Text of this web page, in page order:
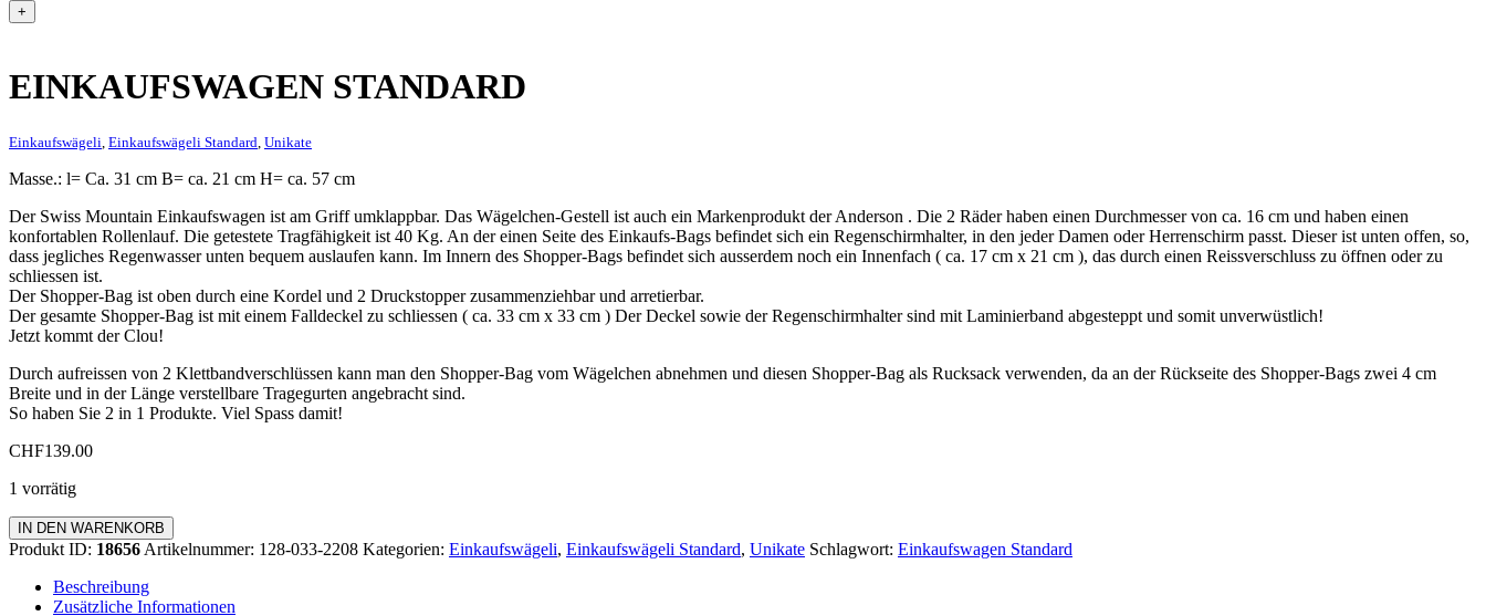
+
EINKAUFSWAGEN STANDARD
Einkaufswägeli Einkaufswägeli Standard Unikate
Masse.: l= Ca. 31 cm B= ca. 21 cm H= ca. 57 cm
Der Swiss Mountain Einkaufswagen ist am Griff umklappbar. Das Wägelchen-Gestell ist auch ein Markenprodukt der Anderson . Die 2 Räder haben einen Durchmesser von ca. 16 cm und haben einen
konfortablen Rollenlauf. Die getestete Tragfähigkeit ist 40 Kg. An der einen Seite des Einkaufs-Bags befindet sich ein Regenschirmhalter, in den jeder Damen oder Herrenschirm passt. Dieser ist unten offen, so,
dass jegliches Regenwasser unten bequem auslaufen kann. Im Innern des Shopper-Bags befindet sich ausserdem noch ein Innenfach ( ca. 17 cm x 21 cm ), das durch einen Reissverschluss zu öffnen oder zu
schliessen ist.
Der Shopper-Bag ist oben durch eine Kordel und 2 Druckstopper zusammenziehbar und arretierbar.
Der gesamte Shopper-Bag ist mit einem Falldeckel zu schliessen ( ca. 33 cm x 33 cm ) Der Deckel sowie der Regenschirmhalter sind mit Laminierband abgesteppt und somit unverwüstlich!
Jetzt kommt der Clou!
Durch aufreissen von 2 Klettbandverschlüssen kann man den Shopper-Bag vom Wägelchen abnehmen und diesen Shopper-Bag als Rucksack verwenden, da an der Rückseite des Shopper-Bags zwei 4 cm
Breite und in der Länge verstellbare Tragegurten angebracht sind.
So haben Sie 2 in 1 Produkte. Viel Spass damit!
CHF139.00
1 vorrätig
Einkaufswagen
Standard
IN DEN WARENKORB
Produkt ID: 18656 Artikelnummer: 128-033-2208 Kategorien: Einkaufswägeli, Einkaufswägeli Standard, Unikate Schlagwort: Einkaufswagen Standard
Beschreibung
Zusätzliche Informationen